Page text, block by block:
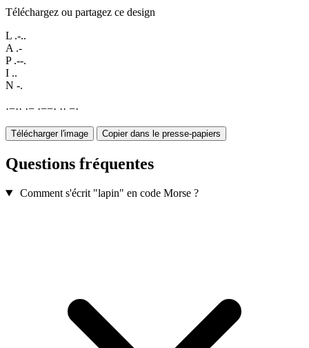
Téléchargez ou partagez ce design
L .-..
A .-
P .--.
I ..
N -.
·−·· ·− ·−−· ·· −·
Télécharger l'image Copier dans le presse-papiers
Questions fréquentes
Comment s'écrit "lapin" en code Morse ?